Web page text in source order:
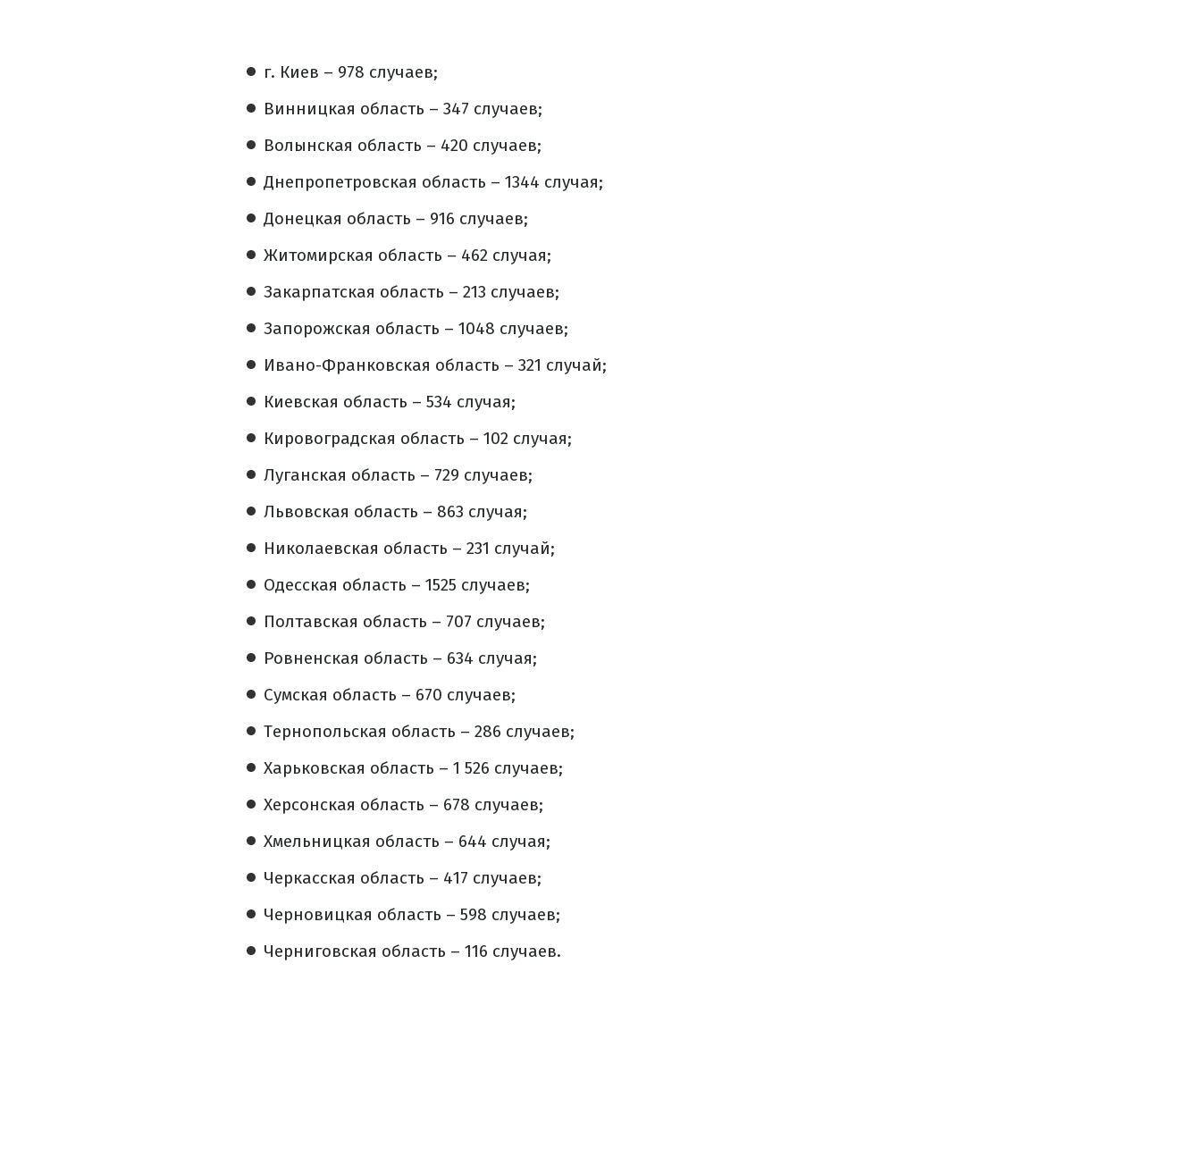
г. Киев – 978 случаев;
Винницкая область – 347 случаев;
Волынская область – 420 случаев;
Днепропетровская область – 1344 случая;
Донецкая область – 916 случаев;
Житомирская область – 462 случая;
Закарпатская область – 213 случаев;
Запорожская область – 1048 случаев;
Ивано-Франковская область – 321 случай;
Киевская область – 534 случая;
Кировоградская область – 102 случая;
Луганская область – 729 случаев;
Львовская область – 863 случая;
Николаевская область – 231 случай;
Одесская область – 1525 случаев;
Полтавская область – 707 случаев;
Ровненская область – 634 случая;
Сумская область – 670 случаев;
Тернопольская область – 286 случаев;
Харьковская область – 1 526 случаев;
Херсонская область – 678 случаев;
Хмельницкая область – 644 случая;
Черкасская область – 417 случаев;
Черновицкая область – 598 случаев;
Черниговская область – 116 случаев.